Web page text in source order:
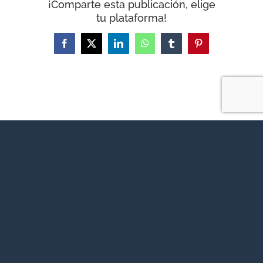
¡Comparte esta publicación, elige
tu plataforma!
Facebook
X LinkedInWhatsAppTumblrPinterest